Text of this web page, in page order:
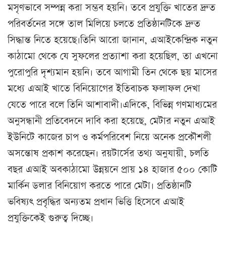
মসৃণভাবে সম্পন্ন করা সম্ভব হয়নি। তবে প্রযুক্তি খাতের দ্রুত
পরিবর্তনের সঙ্গে তাল মিলিয়ে চলতে প্রতিষ্ঠানটিকে দ্রুত
সিদ্ধান্ত নিতে হয়েছে।তিনি আরো জানান, এআইকেন্দ্রিক নতুন
কাঠামো থেকে যে সুফলের প্রত্যাশা করা হয়েছিল, তা এখনো
পুরোপুরি দৃশ্যমান হয়নি। তবে আগামী তিন থেকে ছয় মাসের
মধ্যে এআই খাতে বিনিয়োগের ইতিবাচক ফলাফল দেখা
যেতে পারে বলে তিনি আশাবাদী।এদিকে, বিভিন্ন গণমাধ্যমের
অনুসন্ধানী প্রতিবেদনে দাবি করা হয়েছে, মেটার নতুন এআই
ইউনিটে কাজের চাপ ও কর্মপরিবেশ নিয়ে অনেক প্রকৌশলী
অসন্তোষ প্রকাশ করেছেন। রয়টার্সের তথ্য অনুযায়ী, চলতি
বছর এআই অবকাঠামো উন্নয়নে প্রায় ১৪ হাজার ৫০০ কোটি
মার্কিন ডলার বিনিয়োগ করতে পারে মেটা। প্রতিষ্ঠানটি
ভবিষ্যৎ প্রবৃদ্ধির অন্যতম প্রধান ভিত্তি হিসেবে এআই
প্রযুক্তিকেই গুরুত্ব দিচ্ছে।